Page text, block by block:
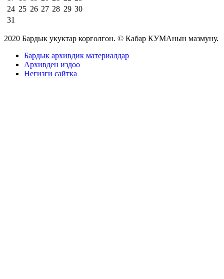
24 25 26 27 28 29 30
31
2020 Бардык укуктар корголгон. © Кабар КУМАнын мазмуну.
Бардык архивдик материалдар
Архивден издөө
Негизги сайтка